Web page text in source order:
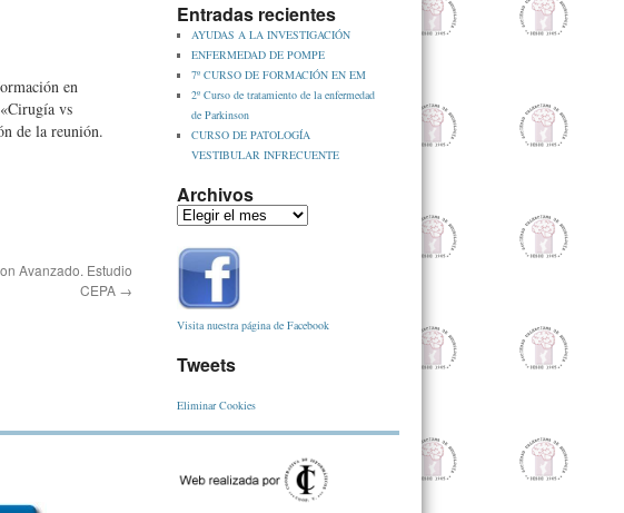
en
vs
de la reunión.
Avanzado. Estudio
CEPA →
Entradas recientes
AYUDAS A LA INVESTIGACIÓN
ENFERMEDAD DE POMPE
7º CURSO DE FORMACIÓN EN EM
2º Curso de tratamiento de la enfermedad
de Parkinson
CURSO DE PATOLOGÍA
VESTIBULAR INFRECUENTE
Archivos
Visita nuestra página de Facebook
Tweets
Eliminar Cookies